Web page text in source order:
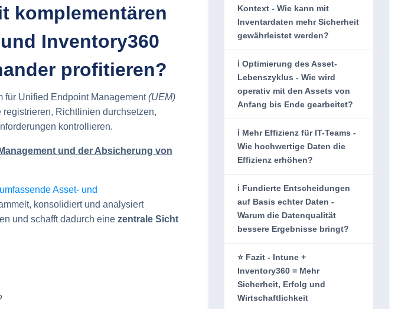
komplementären
Inventory360
profitieren?
für Unified Endpoint Management(UEM)
Richtlinien durchsetzen,
kontrollieren.
und der Absicherung von
umfassende Asset- und
konsolidiert und analysiert
und schafft dadurch eine zentrale Sicht
Kontext - Wie kann mit
Inventardaten mehr Sicherheit
gewährleistet werden?
ℹ️ Optimierung des Asset-
Lebenszyklus - Wie wird
operativ mit den Assets von
Anfang bis Ende gearbeitet?
ℹ️ Mehr Effizienz für IT-Teams -
Wie hochwertige Daten die
Effizienz erhöhen?
ℹ️ Fundierte Entscheidungen
auf Basis echter Daten -
Warum die Datenqualität
bessere Ergebnisse bringt?
⭐ Fazit - Intune +
Inventory360 = Mehr
Sicherheit, Erfolg und
Wirtschaftlichkeit